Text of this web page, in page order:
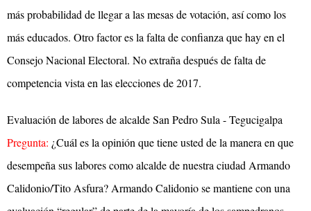
más probabilidad de llegar a las mesas de votación, así como los
más educados. Otro factor es la falta de confianza que hay en el
Consejo Nacional Electoral. No extraña después de falta de
competencia vista en las elecciones de 2017.
Evaluación de labores de alcalde San Pedro Sula - Tegucigalpa
Pregunta: ¿Cuál es la opinión que tiene usted de la manera en que
desempeña sus labores como alcalde de nuestra ciudad Armando
Calidonio/Tito Asfura? Armando Calidonio se mantiene con una